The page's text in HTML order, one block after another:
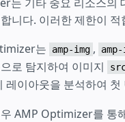
니다. 이러한 제한이 적
는
amp-img ,
로 탐지하여 이미지
레이아웃을 분석하여
AMP Optimizer를 통